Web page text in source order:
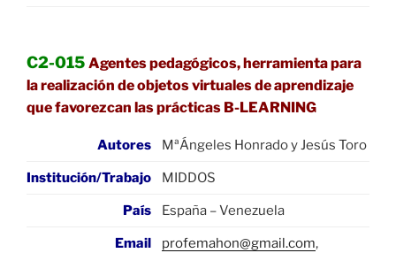
C2-015 Agentes pedagógicos, herramienta para
la realización de objetos virtuales de aprendizaje
que favorezcan las prácticas B-LEARNING
Autores MªÁngeles Honrado y Jesús Toro
Institución/Trabajo MIDDOS
País España – Venezuela
Email profemahon@gmail.com,